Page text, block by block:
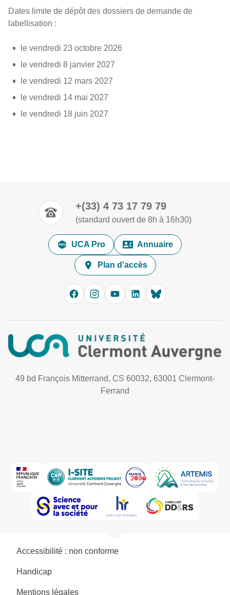
Dates limite de dépôt des dossiers de demande de
labellisation :
le vendredi 23 octobre 2026
le vendredi 8 janvier 2027
le vendredi 12 mars 2027
le vendredi 14 mai 2027
le vendredi 18 juin 2027
+(33) 4 73 17 79 79
(standard ouvert de 8h à 16h30)
UCA Pro Annuaire
Plan d'accès
49 bd François Mitterrand, CS 60032, 63001 Clermont-
Ferrand
Accessibilité : non conforme
Handicap
Mentions légales